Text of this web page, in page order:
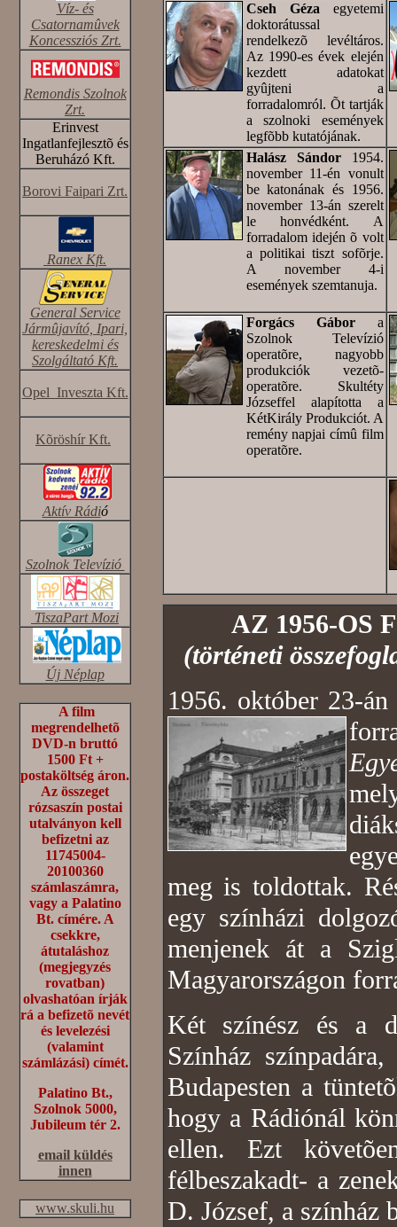
Víz- és
Csatornamûvek
Koncessziós Zrt.
Remondis Szolnok
Zrt.
Erinvest
Ingatlanfejlesztõ és
Beruházó Kft.
Borovi Faipari Zrt.
Ranex Kft.
General Service
Jármûjavító, Ipari,
kereskedelmi és
Szolgáltató Kft.
Opel Inveszta Kft.
Kõröshír Kft.
Aktív Rádió
Szolnok Televízió
TiszaPart Mozi
Új Néplap
A film
megrendelhetõ
DVD-n bruttó
1500 Ft +
postaköltség áron.
Az összeget
rózsaszín postai
utalványon kell
befizetni az
11745004-
20100360
számlaszámra,
vagy a Palatino
Bt. címére. A
csekkre,
átutaláshoz
(megjegyzés
rovatban)
olvashatóan írják
rá a befizetõ nevét
és levelezési
(valamint
számlázási) címét.
Palatino Bt.,
Szolnok 5000,
Jubileum tér 2.
email küldés
innen
www.skuli.hu
Cseh Géza egyetemi
doktorátussal
rendelkezõ levéltáros.
Az 1990-es évek elején
kezdett adatokat
gyûjteni a
forradalomról. Õt tartják
a szolnoki események
legfõbb kutatójának.
Halász Sándor1954.
november 11-én vonult
be katonának és 1956.
november 13-án szerelt
le honvédként. A
forradalom idején õ volt
a politikai tiszt sofõrje.
A november 4-i
események szemtanuja.
Forgács Gábora
Szolnok Televízió
operatõre, nagyobb
produkciók vezetõ-
operatõre. Skultéty
Józseffel alapította a
KétKirály Produkciót. A
remény napjai címû film
operatõre.
AZ 1956-OS
(történeti
1956. október 23-
meg is toldottak.
egy színházi
menjenek át a
Magyarországon
Két színész és a
Színház
Budapesten a
hogy a Rádiónál
ellen. Ezt
félbeszakadt- a
D. József, a színház